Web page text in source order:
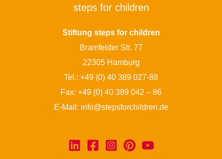
steps for children
Stiftung steps for children
Bramfelder Str. 77
22305 Hamburg
Tel.: +49 (0) 40 389 027-88
Fax: +49 (0) 40 389 042 – 86
E-Mail: info@stepsforchildren.de